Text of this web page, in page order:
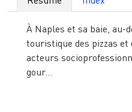
À Naples et sa baie, au-
touristique des pizzas
acteurs
gour...